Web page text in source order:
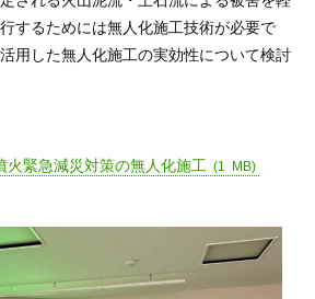
するためには無人化施工技術が必要で
用した無人化施工の実効性について検討
火緊急減災対策の無人化施工 (1 MB)